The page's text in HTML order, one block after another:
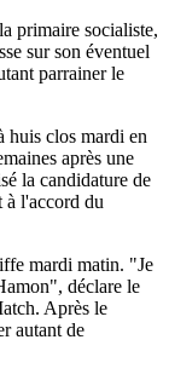
primaire socialiste,
sur son éventuel
parrainer le
huis clos mardi en
après une
la candidature de
l'accord du
mardi matin. "Je
déclare le
Après le
autant de